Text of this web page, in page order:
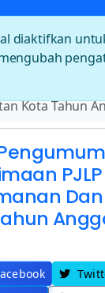
Kota Tahun
diaktifkan